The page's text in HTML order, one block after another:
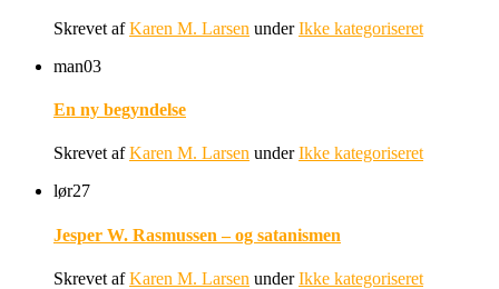
Skrevet afKaren M. Larsen underIkke kategoriseret
man03
En ny begyndelse
Skrevet afKaren M. Larsen underIkke kategoriseret
lør27
Jesper W. Rasmussen – og satanismen
Skrevet afKaren M. Larsen underIkke kategoriseret